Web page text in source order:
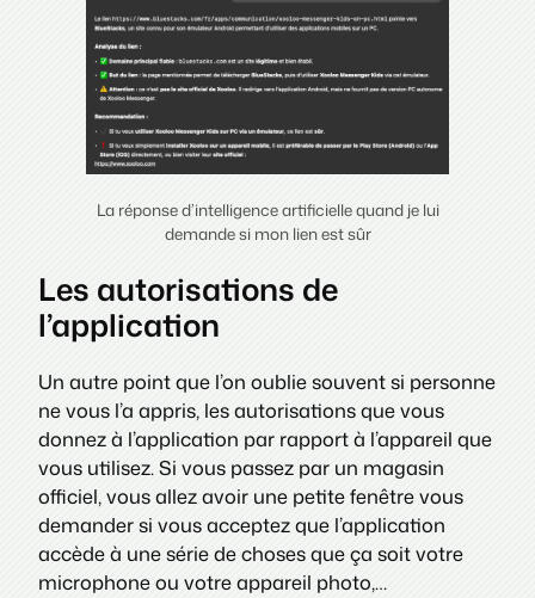
La réponse d’intelligence artificielle quand je lui
demande si mon lien est sûr
Les autorisations de
l’application
Un autre point que l’on oublie souvent si personne
ne vous l’a appris, les autorisations que vous
donnez à l’application par rapport à l’appareil que
vous utilisez. Si vous passez par un magasin
officiel, vous allez avoir une petite fenêtre vous
demander si vous acceptez que l’application
accède à une série de choses que ça soit votre
microphone ou votre appareil photo,…